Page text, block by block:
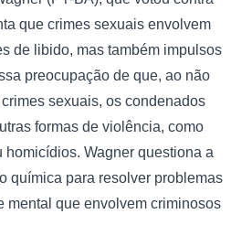
que crimes sexuais envolvem
de libido, mas também impulsos
preocupação de que, ao não
sexuais, os condenados
formas de violência, como
homicídios. Wagner questiona a
química para resolver problemas
mental que envolvem criminosos